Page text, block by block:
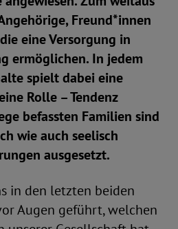
Freund*innen
eine Versorgung in
ermöglichen. In jedem
spielt dabei eine
Rolle – Tendenz
befassten Familien sind
wie auch seelisch
ausgesetzt.
in den letzten beiden
Augen geführt, welchen